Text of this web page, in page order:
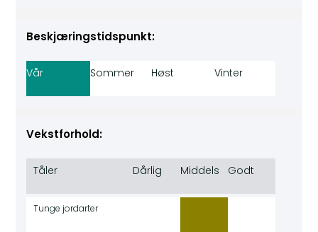
Beskjæringstidspunkt:
Vår Sommer Høst Vinter
Vekstforhold:
Tåler Dårlig Middels Godt
Tunge jordarter